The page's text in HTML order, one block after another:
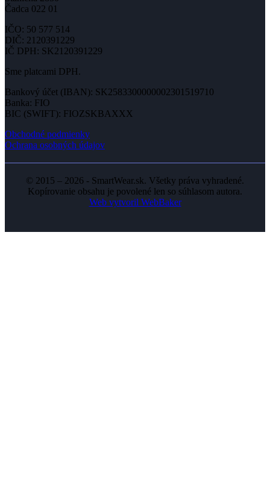
Čadca 022 01
IČO: 50 577 514
DIČ: 2120391229
IČ DPH: SK2120391229
Sme platcami DPH.
Bankový účet (IBAN): SK2583300000002301519710
Banka: FIO
BIC (SWIFT): FIOZSKBAXXX
Obchodné podmienky
Ochrana osobných údajov
© 2015 – 2026 - SmartWear.sk. Všetky práva vyhradené.
Kopírovanie obsahu je povolené len so súhlasom autora.
Web vytvoril WebBaker